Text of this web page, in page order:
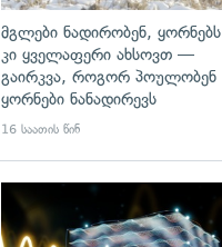
მგლები ნადირობენ, ყორნებს
კი ყველაფერი ახსოვთ —
გაირკვა, როგორ პოულობენ
ყორნები ნანადირევს
16 საათის წინ